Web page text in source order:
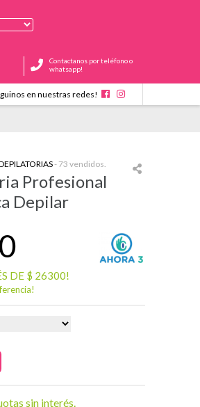
Contactanos por teléfono o
whatsapp!
en nuestras redes!
- 73 vendidos.
Profesional
Depilar
DE $ 26300!
sin interés.